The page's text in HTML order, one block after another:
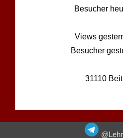
Besucher
Views
Besucher
31110